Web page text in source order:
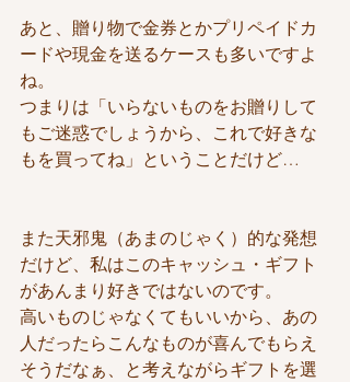
あと、贈り物で金券とかプリペイドカ
ードや現金を送るケースも多いですよ
ね。
つまりは「いらないものをお贈りして
もご迷惑でしょうから、これで好きな
もを買ってね」ということだけど…
また天邪鬼（あまのじゃく）的な発想
だけど、私はこのキャッシュ・ギフト
があんまり好きではないのです。
高いものじゃなくてもいいから、あの
人だったらこんなものが喜んでもらえ
そうだなぁ、と考えながらギフトを選